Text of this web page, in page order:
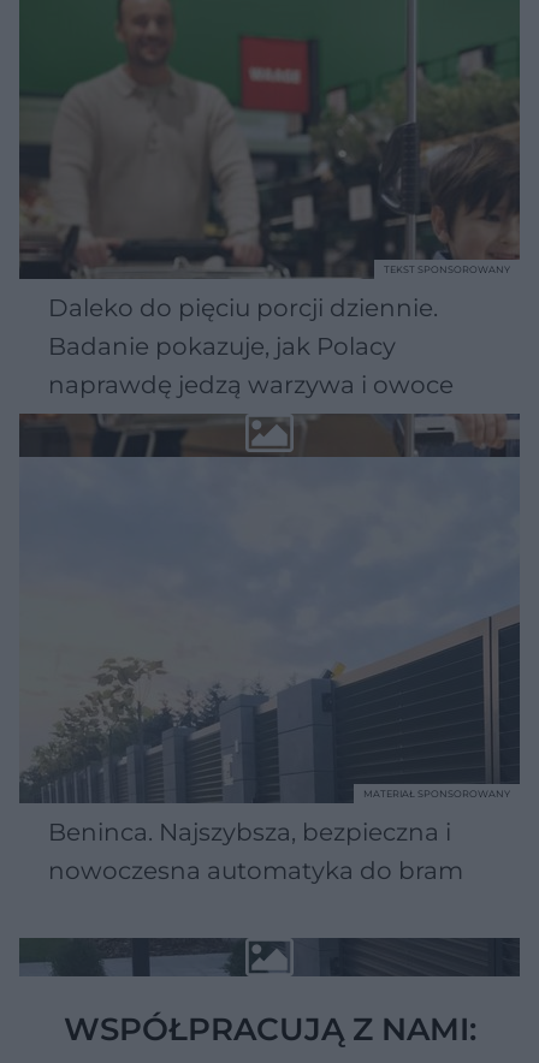
Daleko do pięciu porcji dziennie.
Badanie pokazuje, jak Polacy
naprawdę jedzą warzywa i owoce
TEKST SPONSOROWANY
Beninca. Najszybsza, bezpieczna i
nowoczesna automatyka do bram
MATERIAŁ SPONSOROWANY
WSPÓŁPRACUJĄ Z NAMI: